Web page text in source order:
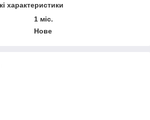
характеристики
1 міс.
Нове